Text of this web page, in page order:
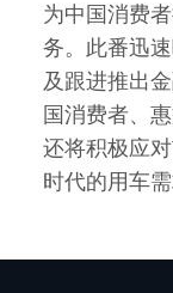
为中国消费
务。此番迅
及跟进推出
国消费者、
还将积极应
时代的用车需